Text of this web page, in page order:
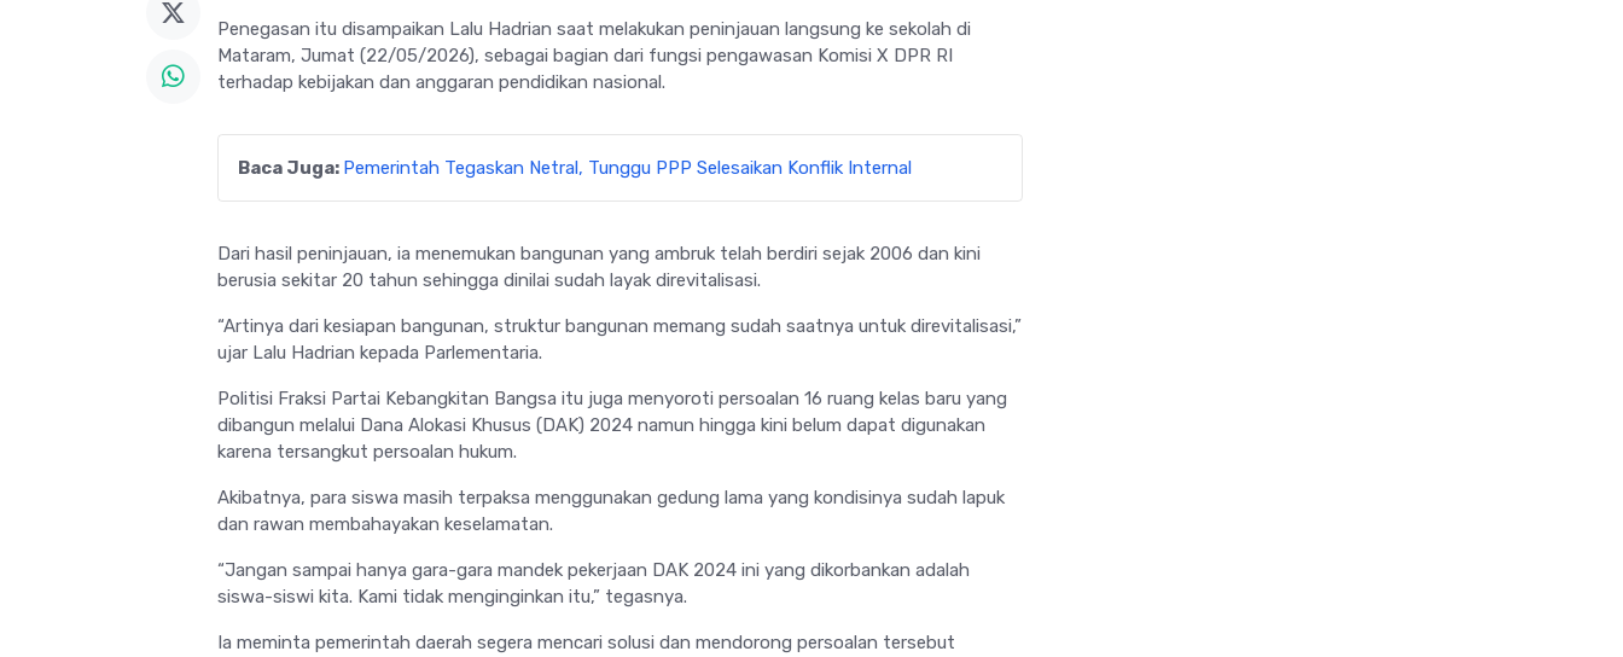
Penegasan itu disampaikan Lalu Hadrian saat melakukan peninjauan langsung ke sekolah di
Mataram, Jumat (22/05/2026), sebagai bagian dari fungsi pengawasan Komisi X DPR RI
terhadap kebijakan dan anggaran pendidikan nasional.
Baca Juga: Pemerintah Tegaskan Netral, Tunggu PPP Selesaikan Konflik Internal
Dari hasil peninjauan, ia menemukan bangunan yang ambruk telah berdiri sejak 2006 dan kini
berusia sekitar 20 tahun sehingga dinilai sudah layak direvitalisasi.
“Artinya dari kesiapan bangunan, struktur bangunan memang sudah saatnya untuk direvitalisasi,”
ujar Lalu Hadrian kepada Parlementaria.
Politisi Fraksi Partai Kebangkitan Bangsa itu juga menyoroti persoalan 16 ruang kelas baru yang
dibangun melalui Dana Alokasi Khusus (DAK) 2024 namun hingga kini belum dapat digunakan
karena tersangkut persoalan hukum.
Akibatnya, para siswa masih terpaksa menggunakan gedung lama yang kondisinya sudah lapuk
dan rawan membahayakan keselamatan.
“Jangan sampai hanya gara-gara mandek pekerjaan DAK 2024 ini yang dikorbankan adalah
siswa-siswi kita. Kami tidak menginginkan itu,” tegasnya.
Ia meminta pemerintah daerah segera mencari solusi dan mendorong persoalan tersebut